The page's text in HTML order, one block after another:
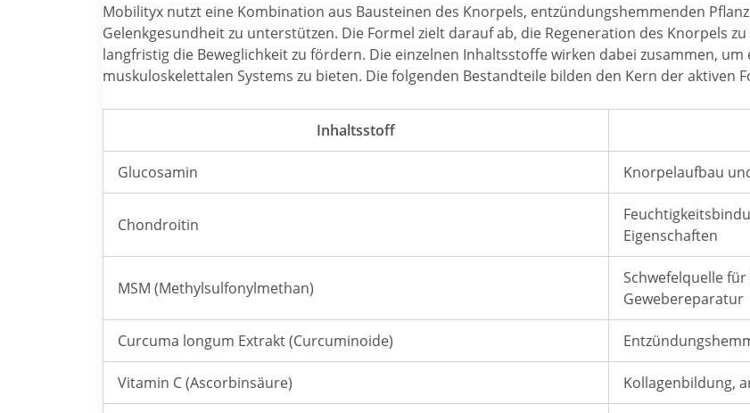
Mobilityx nutzt eine Kombination aus Bausteinen des Knorpels, entzündungshemmenden
Gelenkgesundheit zu unterstützen. Die Formel zielt darauf ab, die Regeneration des Knorpels
langfristig die Beweglichkeit zu fördern. Die einzelnen Inhaltsstoffe wirken dabei zusammen,
muskuloskelettalen Systems zu bieten. Die folgenden Bestandteile bilden den Kern der aktiven
Inhaltsstoff
Glucosamin Knorpelaufbau
Chondroitin
Eigenschaften
MSM (Methylsulfonylmethan)
Schwefelquelle
Gewebereparatur
Curcuma longum Extrakt (Curcuminoide)
Vitamin C (Ascorbinsäure) Kollagenbildung,